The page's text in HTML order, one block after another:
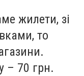
жилети, зі
то
– 70 грн.